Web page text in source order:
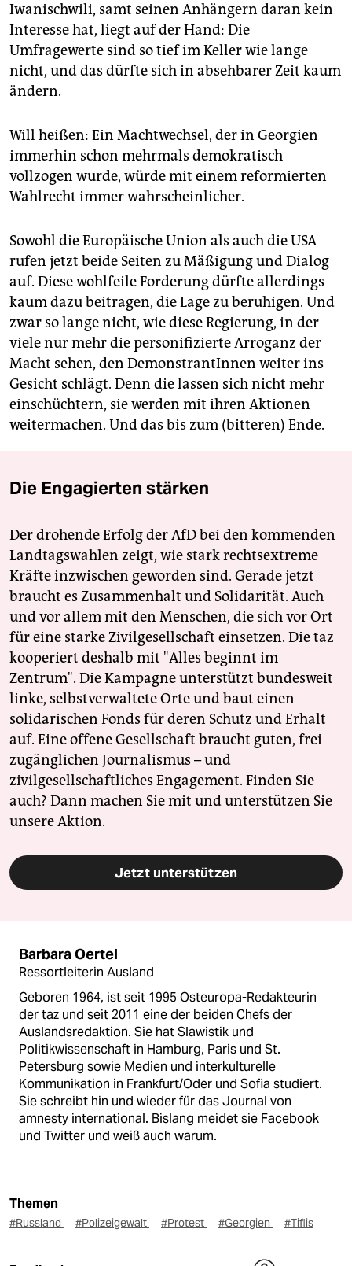
Iwanischwili, samt seinen Anhängern daran kein
Interesse hat, liegt auf der Hand: Die
Umfragewerte sind so tief im Keller wie lange
nicht, und das dürfte sich in absehbarer Zeit kaum
ändern.
Will heißen: Ein Machtwechsel, der in Georgien
immerhin schon mehrmals demokratisch
vollzogen wurde, würde mit einem reformierten
Wahlrecht immer wahrscheinlicher.
Sowohl die Europäische Union als auch die USA
rufen jetzt beide Seiten zu Mäßigung und Dialog
auf. Diese wohlfeile Forderung dürfte allerdings
kaum dazu beitragen, die Lage zu beruhigen. Und
zwar so lange nicht, wie diese Regierung, in der
viele nur mehr die personifizierte Arroganz der
Macht sehen, den DemonstrantInnen weiter ins
Gesicht schlägt. Denn die lassen sich nicht mehr
einschüchtern, sie werden mit ihren Aktionen
weitermachen. Und das bis zum (bitteren) Ende.
Die Engagierten stärken
Der drohende Erfolg der AfD bei den kommenden
Landtagswahlen zeigt, wie stark rechtsextreme
Kräfte inzwischen geworden sind. Gerade jetzt
braucht es Zusammenhalt und Solidarität. Auch
und vor allem mit den Menschen, die sich vor Ort
für eine starke Zivilgesellschaft einsetzen. Die taz
kooperiert deshalb mit "Alles beginnt im
Zentrum". Die Kampagne unterstützt bundesweit
linke, selbstverwaltete Orte und baut einen
solidarischen Fonds für deren Schutz und Erhalt
auf. Eine offene Gesellschaft braucht guten, frei
zugänglichen Journalismus – und
zivilgesellschaftliches Engagement. Finden Sie
auch? Dann machen Sie mit und unterstützen Sie
unsere Aktion.
Jetzt unterstützen
Barbara Oertel
Ressortleiterin Ausland
Geboren 1964, ist seit 1995 Osteuropa-Redakteurin
der taz und seit 2011 eine der beiden Chefs der
Auslandsredaktion. Sie hat Slawistik und
Politikwissenschaft in Hamburg, Paris und St.
Petersburg sowie Medien und interkulturelle
Kommunikation in Frankfurt/Oder und Sofia studiert.
Sie schreibt hin und wieder für das Journal von
amnesty international. Bislang meidet sie Facebook
und Twitter und weiß auch warum.
Themen
#Russland #Polizeigewalt #Protest #Georgien #Tiflis